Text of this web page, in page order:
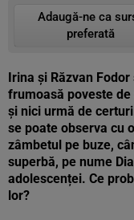
Adaugă-ne ca
preferată
Irina și Răzvan
frumoasă poveste
și nici urmă de
se poate observa cu
zâmbetul pe buze,
superbă, pe nume
adolescenței. Ce
lor?